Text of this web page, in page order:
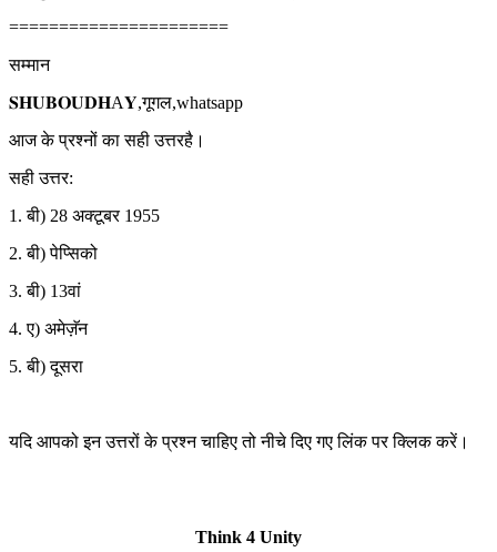
======================
सम्मान
𝐒𝐇𝐔𝐁𝐎𝐔𝐃𝐇A𝐘,गूगल,whatsapp
आज के प्रश्नों का सही उत्तरहै।
सही उत्तर:
1. बी) 28 अक्टूबर 1955
2. बी) पेप्सिको
3. बी) 13वां
4. ए) अमेज़ॅन
5. बी) दूसरा
यदि आपको इन उत्तरों के प्रश्न चाहिए तो नीचे दिए गए लिंक पर क्लिक करें।
Think 4 Unity